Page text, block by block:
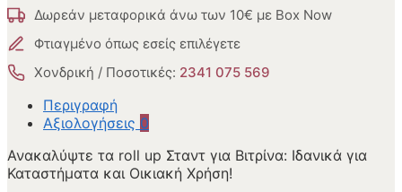
Δωρεάν μεταφορικά άνω των 10€ με Box Now
Φτιαγμένο όπως εσείς επιλέγετε
Χονδρική / Ποσοτικές: 2341 075 569
Περιγραφή
Αξιολογήσεις 0
Ανακαλύψτε τα roll up Σταντ για Βιτρίνα: Ιδανικά για
Καταστήματα και Οικιακή Χρήση!